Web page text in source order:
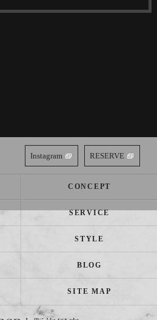
Instagram RESERVE
CONCEPT
SERVICE
STYLE
BLOG
SITE MAP